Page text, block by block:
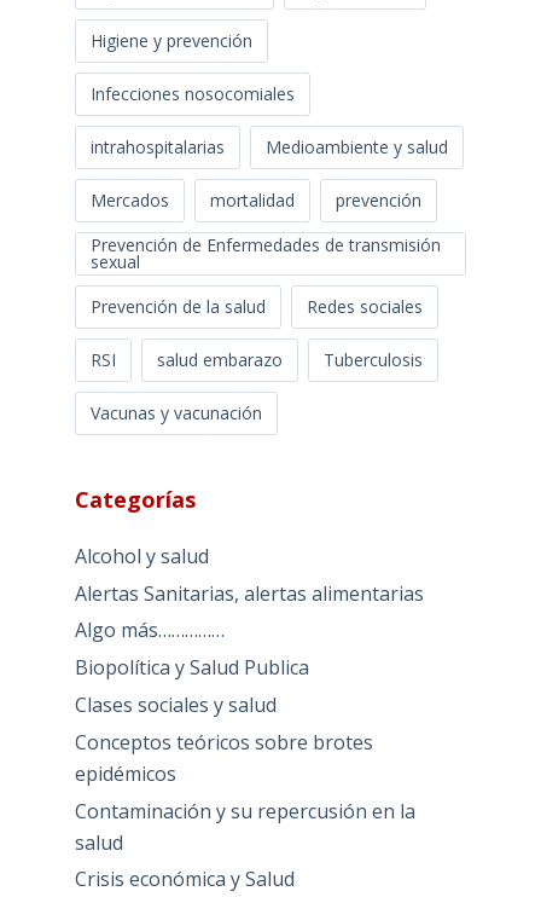
Higiene y prevención
Infecciones nosocomiales
intrahospitalarias Medioambiente y salud
Mercados mortalidad
prevención
Prevención de Enfermedades de transmisión
sexual
Prevención de la salud
Redes sociales
RSI salud embarazo Tuberculosis
Vacunas y vacunación
Categorías
Alcohol y salud
Alertas Sanitarias, alertas alimentarias
Algo más……………
Biopolítica y Salud Publica
Clases sociales y salud
Conceptos teóricos sobre brotes
epidémicos
Contaminación y su repercusión en la
salud
Crisis económica y Salud